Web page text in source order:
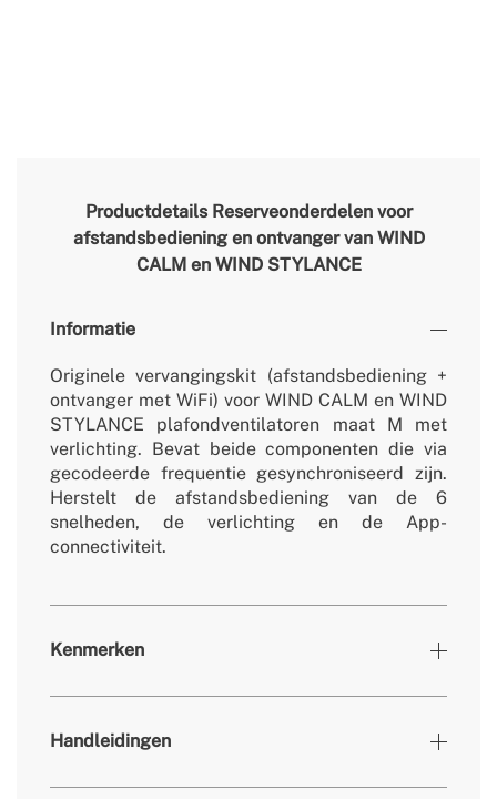
Productdetails Reserveonderdelen voor
afstandsbediening en ontvanger van WIND
CALM en WIND STYLANCE
Informatie
Originele vervangingskit (afstandsbediening +
ontvanger met WiFi) voor WIND CALM en WIND
STYLANCE plafondventilatoren maat M met
verlichting. Bevat beide componenten die via
gecodeerde frequentie gesynchroniseerd zijn.
Herstelt de afstandsbediening van de 6
snelheden, de verlichting en de App-
connectiviteit.
Kenmerken
» Compatibel
WIND CALM en WIND STYLANCE / maat M /
Handleidingen